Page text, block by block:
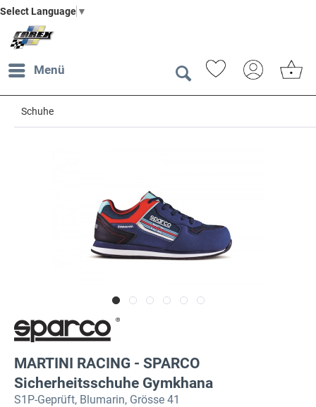
Select Language ▼
Menü
Schuhe
MARTINI RACING - SPARCO
Sicherheitsschuhe Gymkhana
S1P-Geprüft, Blumarin, Grösse 41